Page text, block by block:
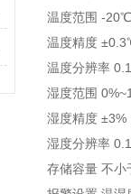
温度范围 -
温度精度
温度分辨率
湿度范围
湿度精度
湿度分辨率
存储容量 不小